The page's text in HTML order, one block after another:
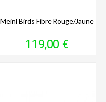
Meinl Birds Fibre Rouge/jaune
Prix
119,00 €